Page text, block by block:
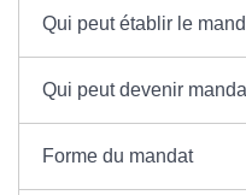
Qui peut établir le
Qui peut devenir
Forme du mandat